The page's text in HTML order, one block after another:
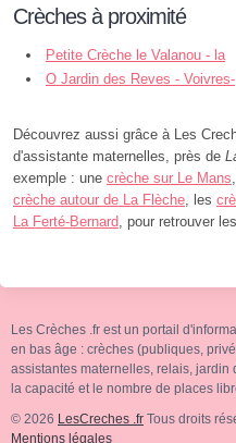
Crèches à proximité
Petite Crèche le Valanou - la
Suze - La Suze-sur-Sarthe
O Jardin des Reves - Voivres-
Découvrez aussi grâce à Les
d'assistante maternelles, près de
exemple : une crèche sur Le Mans
crèche autour de La Flèche, les
La Ferté-Bernard, pour retrouver
Les Crèches .fr est un portail
en bas âge : crèches (publiques,
assistantes maternelles, relais, jardin
la capacité et le nombre de places
© 2026 LesCreches .fr Tous droits
Mentions légales